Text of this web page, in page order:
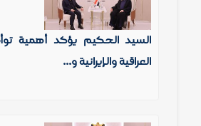
السيد الحكيم يؤكد أهمية
العراقية والإيرانية و...